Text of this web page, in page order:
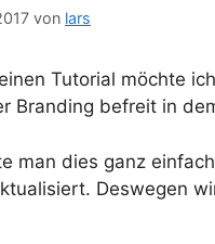
von lars
Tutorial möchte
Branding befreit in
man dies ganz
Deswegen